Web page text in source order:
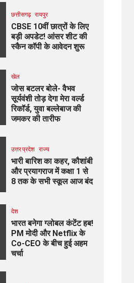
छत्तीसगढ़ रायपुर
CBSE 10वीं छात्रों के लिए
बड़ी अपडेट! आंसर शीट की
स्कैन कॉपी के आवेदन शुरू
खेल
जोस बटलर बोले- वैभव
सूर्यवंशी तोड़ देगा मेरा वर्ल्ड
रिकॉर्ड, युवा बल्लेबाज की
जमकर की तारीफ
उत्तर प्रदेश राज्य
भारी बारिश का कहर, कौशांबी
और प्रयागराज में कक्षा 1 से
8 तक के सभी स्कूल आज बंद
देश
भारत बनेगा ग्लोबल कंटेंट हब!
PM मोदी और Netflix के
Co-CEO के बीच हुई अहम
चर्चा